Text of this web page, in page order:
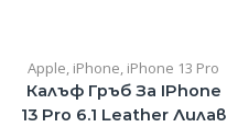
Apple, iPhone, iPhone 13 Pro
Калъф Гръб За IPhone
13 Pro 6.1 Leather Лилав